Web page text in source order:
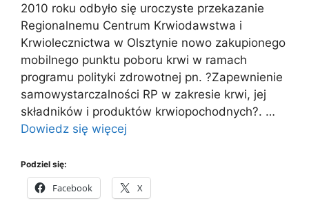
2010 roku odbyło się uroczyste przekazanie
Regionalnemu Centrum Krwiodawstwa i
Krwiolecznictwa w Olsztynie nowo zakupionego
mobilnego punktu poboru krwi w ramach
programu polityki zdrowotnej pn. ?Zapewnienie
samowystarczalności RP w zakresie krwi, jej
składników i produktów krwiopochodnych?. …
Dowiedz się więcej
Podziel się:
Facebook X